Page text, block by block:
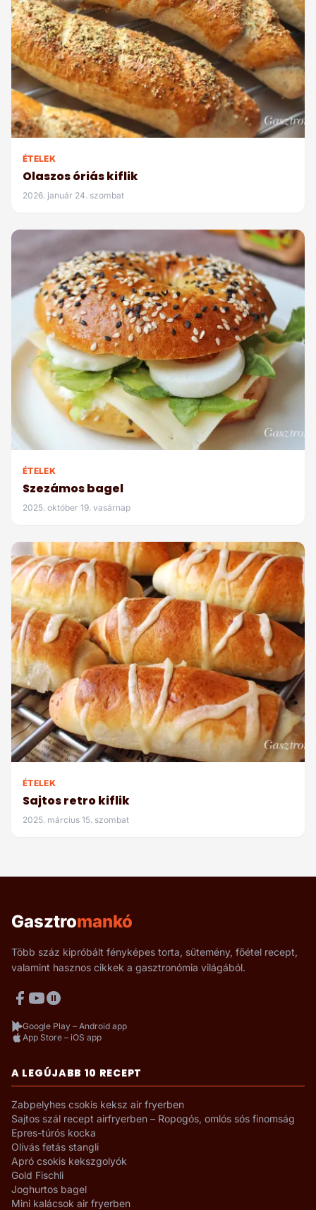
ÉTELEK
Olaszos óriás kiflik
2026. január 24. szombat
ÉTELEK
Szezámos bagel
2025. október 19. vasárnap
ÉTELEK
Sajtos retro kiflik
2025. március 15. szombat
Gasztromankó
Több száz kipróbált fényképes torta, sütemény, főétel recept,
valamint hasznos cikkek a gasztronómia világából.
Google Play – Android app
App Store – iOS app
A LEGÚJABB 10 RECEPT
Zabpelyhes csokis keksz air fryerben
Sajtos szál recept airfryerben – Ropogós, omlós sós finomság
Epres-túrós kocka
Olívás fetás stangli
Apró csokis kekszgolyók
Gold Fischli
Joghurtos bagel
Mini kalácsok air fryerben